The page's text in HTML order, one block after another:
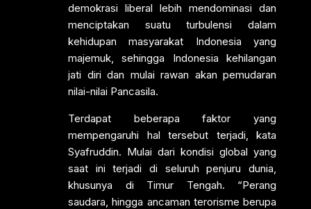
demokrasi liberal lebih mendominasi dan
menciptakan suatu turbulensi dalam
kehidupan masyarakat Indonesia yang
majemuk, sehingga Indonesia kehilangan
jati diri dan mulai rawan akan pemudaran
nilai-nilai Pancasila.
Terdapat beberapa faktor yang
mempengaruhi hal tersebut terjadi, kata
Syafruddin. Mulai dari kondisi global yang
saat ini terjadi di seluruh penjuru dunia,
khusunya di Timur Tengah. “Perang
saudara, hingga ancaman terorisme berupa